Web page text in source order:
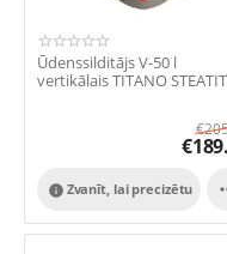
Ūdenssilditājs V-50 l
vertikālais TITANO
€
€
Zvanīt, lai precizētu
